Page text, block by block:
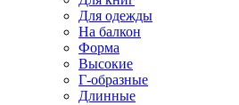
Для одежды
На балкон
Форма
Высокие
Г-образные
Длинные